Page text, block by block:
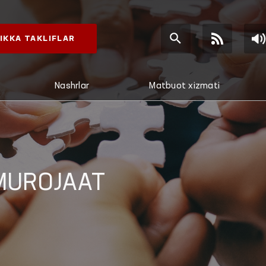
TAKLIFLAR
Nashrlar Matbuot xizmati